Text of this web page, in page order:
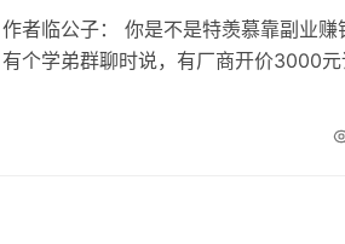
者临公子： 你是不是特羡慕靠副业赚
个学弟群聊时说，有厂商开价3000